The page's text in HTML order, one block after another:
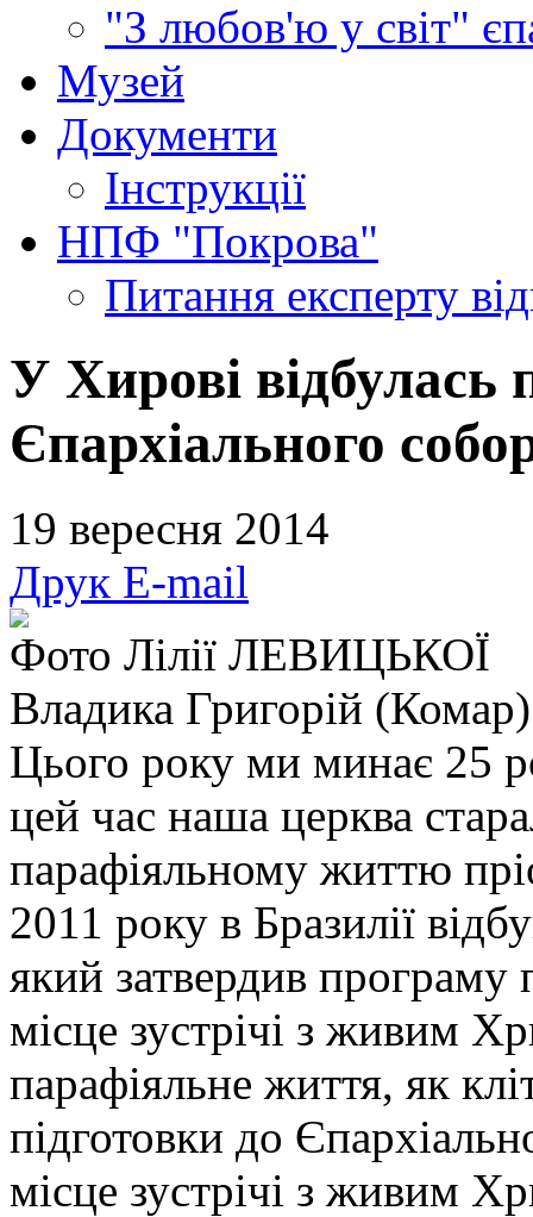
"З любов'ю у світ"
Музей
Документи
Інструкції
НПФ "Покрова"
Питання експерту
У Хирові відбулась
Єпархіального
19 вересня 2014
Друк E-mail
Фото Лілії ЛЕВИЦЬКОЇ
Владика Григорій (Комар)
Цього року ми минає 25
цей час наша церква
парафіяльному життю
2011 року в Бразилії
який затвердив
місце зустрічі з живим
парафіяльне життя, як
підготовки до
місце зустрічі з живим